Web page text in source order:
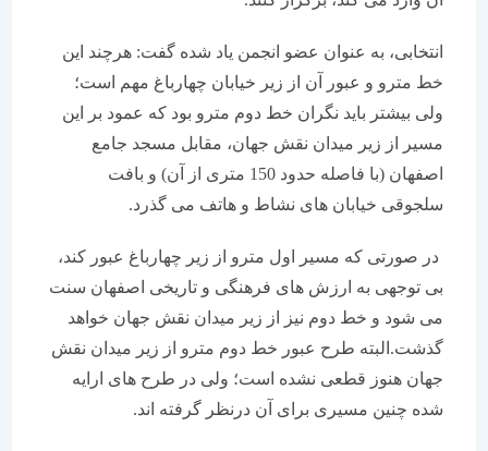
انتخابی، به عنوان عضو انجمن یاد شده گفت: هرچند این
خط مترو و عبور آن از زیر خیابان چهارباغ مهم است؛
ولی بیشتر باید نگران خط دوم مترو بود که عمود بر این
مسیر از زیر میدان نقش جهان، مقابل مسجد جامع
اصفهان (با فاصله حدود 150 متری از آن) و بافت
سلجوقی خیابان های نشاط و هاتف می گذرد.
در صورتی که مسیر اول مترو از زیر چهارباغ عبور کند،
بی توجهی به ارزش های فرهنگی و تاریخی اصفهان سنت
می شود و خط دوم نیز از زیر میدان نقش جهان خواهد
گذشت.البته طرح عبور خط دوم مترو از زیر میدان نقش
جهان هنوز قطعی نشده است؛ ولی در طرح های ارایه
شده چنین مسیری برای آن درنظر گرفته اند.